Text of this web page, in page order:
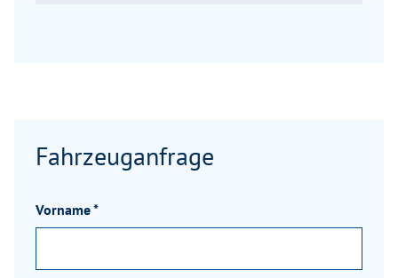
Fahrzeuganfrage
Vorname*